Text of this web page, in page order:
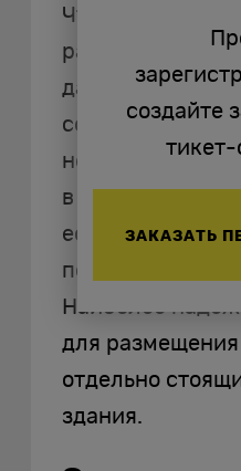
Что касается
расположения,
дата-центр,
соответствует
нормам. ЦОД
в бункере или
есть риск
подходят
Наиболее
для
отдельно
здания.
создайте
тикет-
ЗАКАЗАТЬ